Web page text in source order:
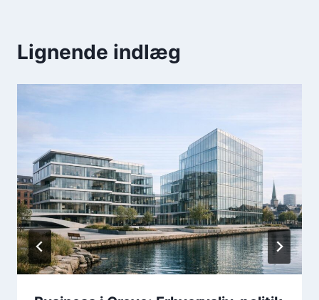
Lignende indlæg